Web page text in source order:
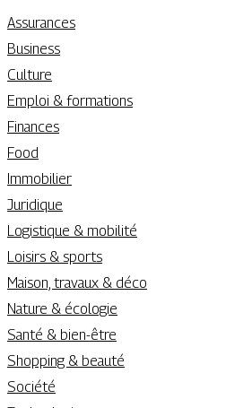
Assurances
Business
Culture
Emploi & formations
Finances
Food
Immobilier
Juridique
Logistique & mobilité
Loisirs & sports
Maison, travaux & déco
Nature & écologie
Santé & bien-être
Shopping & beauté
Société